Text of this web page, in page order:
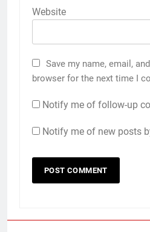
Website
Save my name, email,
browser for the next time I
Notify me of follow-up
Notify me of new posts